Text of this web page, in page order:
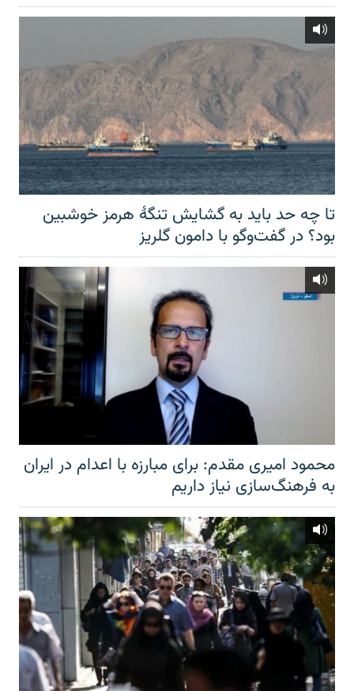
تا چه حد باید به گشایش تنگهٔ هرمز خوشبین
بود؟ در گفت‌وگو با دامون گلریز
محمود امیری مقدم: برای مبارزه با اعدام در ایران
به فرهنگ‌سازی نیاز داریم